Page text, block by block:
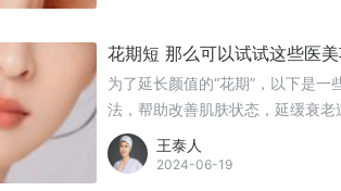
花期短 那么可以试试这些医
为了延长颜值的“花期”，以下是
法，帮助改善肌肤状态，延缓衰老
王泰人
2024-06-19